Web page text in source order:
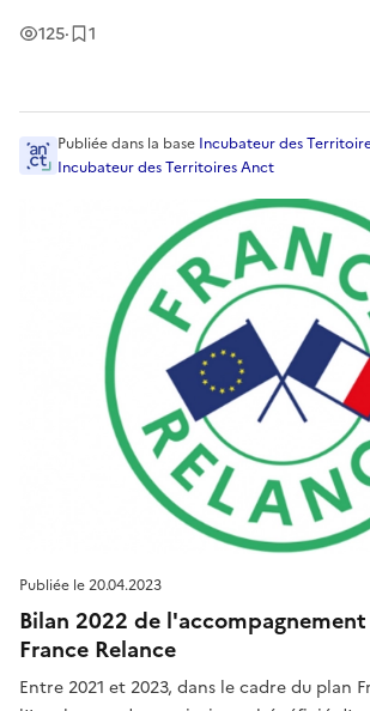
vise tout d’abord à identifier des
125Vues
· 1
Publiée le20.04.2023
Bilan 2022 de
France Relance
Entre 2021 et 2023, dans le cadre du plan
Publiéedans la base Incubateur des
Incubateur des Territoires Anct